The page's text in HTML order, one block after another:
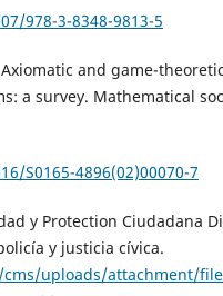
978-3-8348-9813-5
and game-
a survey. Mathematical
S0165-4896(02)00070-7
y Protection Ciudadana
y justicia cívica.
uploads/attachment/file/